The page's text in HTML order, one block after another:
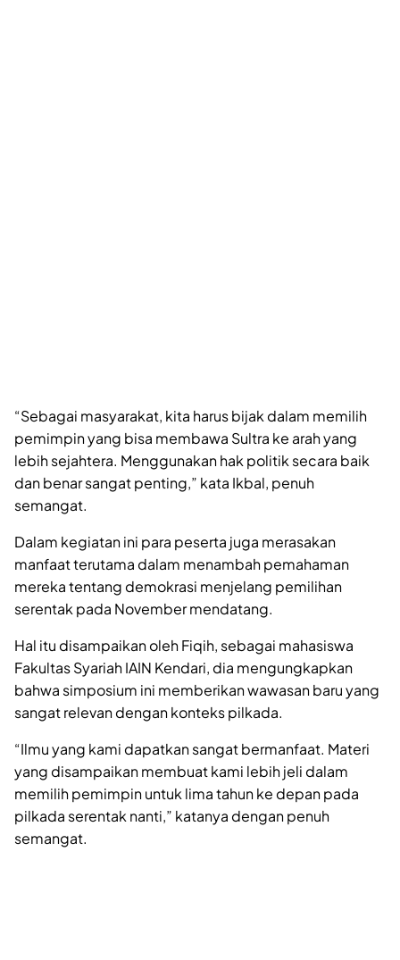
“Sebagai masyarakat, kita harus bijak dalam memilih
pemimpin yang bisa membawa Sultra ke arah yang
lebih sejahtera. Menggunakan hak politik secara baik
dan benar sangat penting,” kata Ikbal, penuh
semangat.
Dalam kegiatan ini para peserta juga merasakan
manfaat terutama dalam menambah pemahaman
mereka tentang demokrasi menjelang pemilihan
serentak pada November mendatang.
Hal itu disampaikan oleh Fiqih, sebagai mahasiswa
Fakultas Syariah IAIN Kendari, dia mengungkapkan
bahwa simposium ini memberikan wawasan baru yang
sangat relevan dengan konteks pilkada.
“Ilmu yang kami dapatkan sangat bermanfaat. Materi
yang disampaikan membuat kami lebih jeli dalam
memilih pemimpin untuk lima tahun ke depan pada
pilkada serentak nanti,” katanya dengan penuh
semangat.